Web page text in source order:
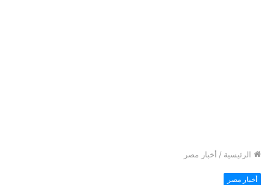
الرئيسية / أخبار مصر
أخبار مصر